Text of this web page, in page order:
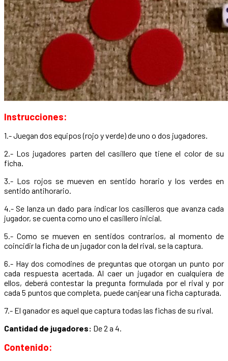
Instrucciones:
1.- Juegan dos equipos (rojo y verde) de uno o dos jugadores.
2.- Los jugadores parten del casillero que tiene el color de su
ficha.
3.- Los rojos se mueven en sentido horario y los verdes en
sentido antihorario.
4.- Se lanza un dado para indicar los casilleros que avanza cada
jugador, se cuenta como uno el casillero inicial.
5.- Como se mueven en sentidos contrarios, al momento de
coincidir la ficha de un jugador con la del rival, se la captura.
6.- Hay dos comodines de preguntas que otorgan un punto por
cada respuesta acertada. Al caer un jugador en cualquiera de
ellos, deberá contestar la pregunta formulada por el rival y por
cada 5 puntos que completa, puede canjear una ficha capturada.
7.- El ganador es aquel que captura todas las fichas de su rival.
Cantidad de jugadores: De 2 a 4.
Contenido: